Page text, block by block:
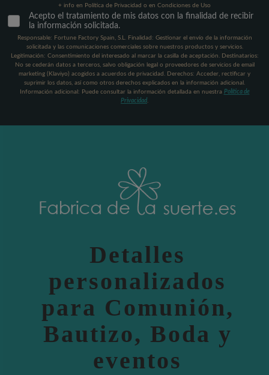
+ info en Política de Privacidad o en Condiciones de Uso
Acepto el tratamiento de mis datos con la finalidad de recibir
la información solicitada.
Responsable: Fortune Factory Spain, S.L. Finalidad: Gestionar el envío de la información
solicitada y las comunicaciones comerciales sobre nuestros productos y servicios.
Legitimación: Consentimiento del interesado al marcar la casilla de aceptación. Destinatarios:
No se cederán datos a terceros, salvo obligación legal o proveedores de servicios de email
marketing (Klaviyo) acogidos a acuerdos de privacidad. Derechos: Acceder, rectificar y
suprimir los datos, así como otros derechos explicados en la información adicional.
Información adicional: Puede consultar la información detallada en nuestra Política de
Privacidad.
Detalles
personalizados
para Comunión,
Bautizo, Boda y
eventos